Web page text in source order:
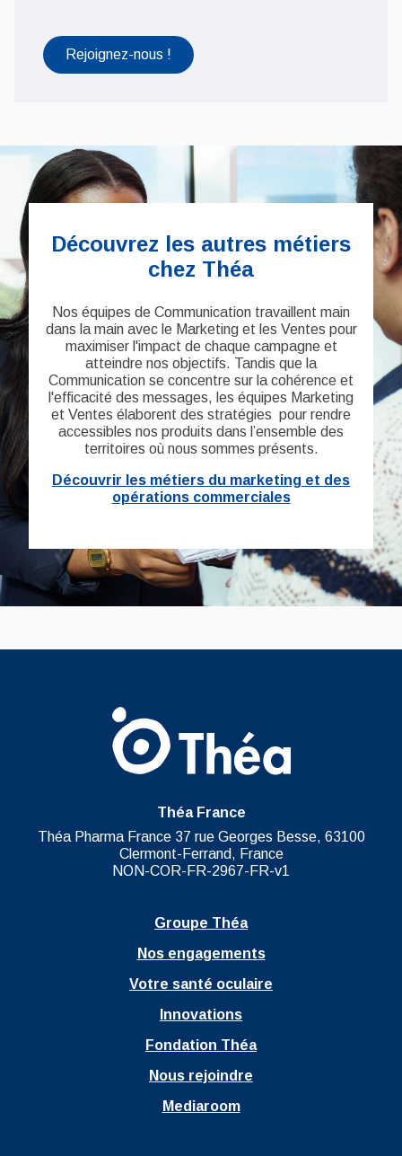
Rejoignez-nous !
Découvrez les autres métiers
chez Théa
Nos équipes de Communication travaillent main
dans la main avec le Marketing et les Ventes pour
maximiser l'impact de chaque campagne et
atteindre nos objectifs. Tandis que la
Communication se concentre sur la cohérence et
l'efficacité des messages, les équipes Marketing
et Ventes élaborent des stratégies pour rendre
accessibles nos produits dans l’ensemble des
territoires où nous sommes présents.
Découvrir les métiers du marketing et des
opérations commerciales
Théa France
Théa Pharma France 37 rue Georges Besse, 63100
Clermont-Ferrand, France
NON-COR-FR-2967-FR-v1
Groupe Théa
Nos engagements
Votre santé oculaire
Innovations
Fondation Théa
Nous rejoindre
Mediaroom